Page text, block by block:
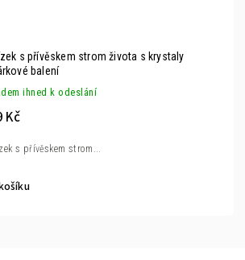
s přívěskem strom života s krystaly
balení
ihned k odeslání
Kč
s přívěskem strom...